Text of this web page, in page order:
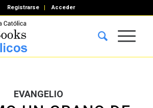
Registrarse Acceder
EVANGELIO